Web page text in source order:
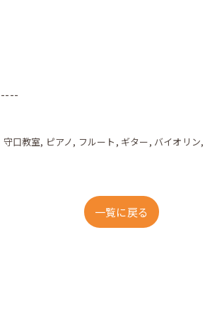
守口教室 ピアノ フルート ギター バイオリン
一覧に戻る